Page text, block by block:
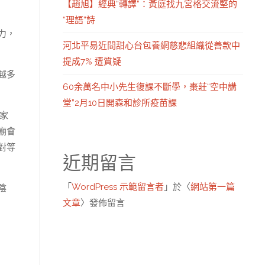
，
多
會
等
【趙旭】經典“轉譯”：黃庭找九宮格交流堅的
“理語”詩
河北平易近間甜心台包養網慈悲組織從善款中
提成7% 遭質疑
60余萬名中小先生復課不斷學，棗莊“空中講
堂”2月10日開森和診所疫苗課
近期留言
「 WordPress 示範留言者 」於〈網站第一篇
文章〉發佈留言